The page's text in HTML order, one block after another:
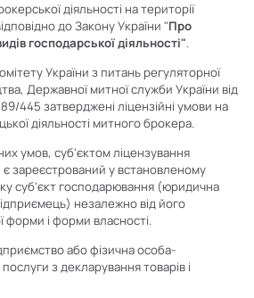
діяльності на території
до Закону України "Про
господарської діяльності".
України з питань регуляторної
Державної митної служби України від
445 затверджені ліцензійні умови на
діяльності митного брокера.
умов, суб'єктом ліцензування
є зареєстрований у встановленому
суб'єкт господарювання (юридична
незалежно від його
форми і форми власності.
або фізична особа-
з декларування товарів і